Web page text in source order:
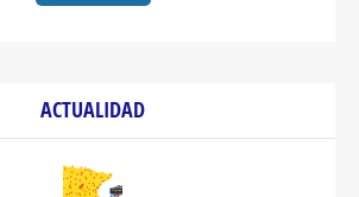
ACTUALIDAD